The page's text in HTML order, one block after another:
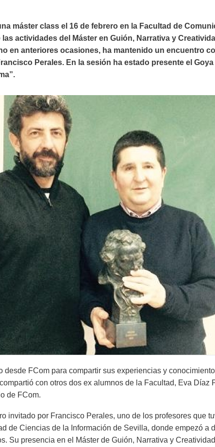
máster class el 16 de febrero en la Facultad de
actividades del Máster en Guión, Narrativa y
en anteriores ocasiones, ha mantenido un encuentro
Perales. En la sesión ha estado presente el
FCom para compartir sus experiencias y
con otros dos ex alumnos de la Facultad, Eva Díaz
de FCom.
invitado por Francisco Perales, uno de los profesores que
de Ciencias de la Información de Sevilla, donde empezó a
Su presencia en el Máster de Guión, Narrativa y